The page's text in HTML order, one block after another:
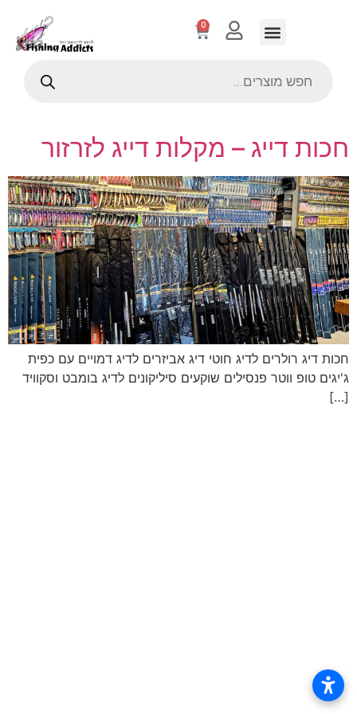
0
חכות דייג – מקלות דייג לזרזור
חכות דיג רולרים לדיג חוטי דיג אביזרים לדיג דמויים עם כפית
ג'יגים טופ ווטר פנסילים שוקעים סיליקונים לדיג בומבט וסקוויד
[…]